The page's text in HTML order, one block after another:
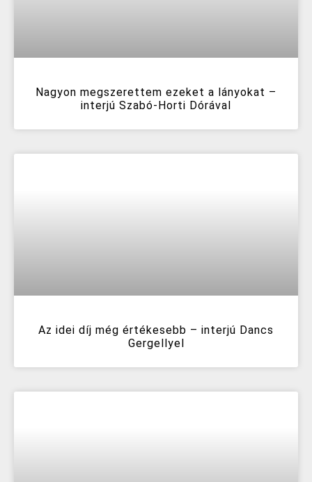
Nagyon megszerettem ezeket a lányokat –
interjú Szabó-Horti Dórával
Az idei díj még értékesebb – interjú Dancs
Gergellyel